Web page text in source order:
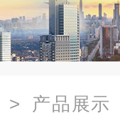
> 产品展示